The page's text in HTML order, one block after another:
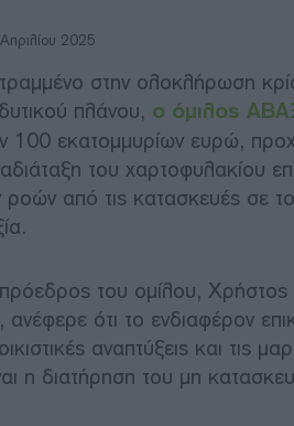
2025
στην ολοκλήρωση
πλάνου, ο όμιλος
εκατομμυρίων ευρώ,
του χαρτοφυλακίου
από τις κατασκευές σε
του ομίλου,
ότι το ενδιαφέρον
αναπτύξεις και τις
η διατήρηση του μη